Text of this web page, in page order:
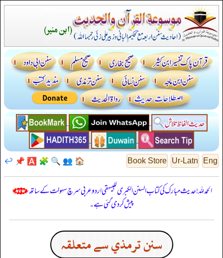
Eng
Ur-Latn
Book Store
🏠
👥
🔍
🧩
🅰️
📌
↩️
الحمدللہ! حدیث مبارک کی کتاب السنن الكبرى للبيهقي اردو عربی سرچ سہولت کے ساتھ
پیش کر دی گئی ہے۔
سنن ترمذي سے متعلقہ